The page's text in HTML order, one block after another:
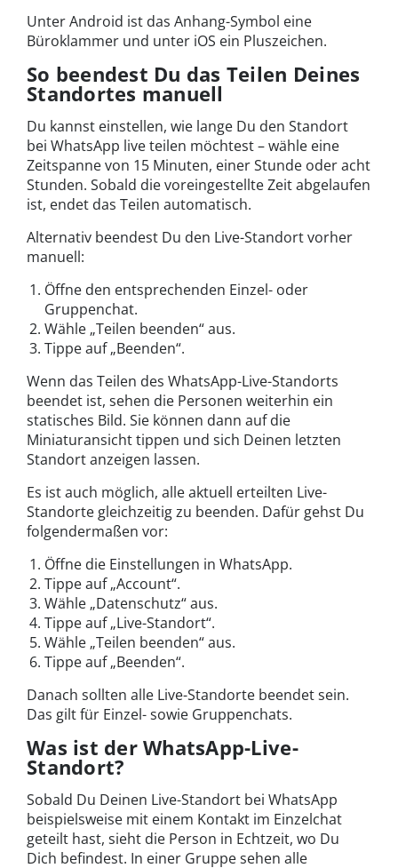
Unter Android ist das Anhang-Symbol eine
Büroklammer und unter iOS ein Pluszeichen.
So beendest Du das Teilen Deines
Standortes manuell
Du kannst einstellen, wie lange Du den Standort
bei WhatsApp live teilen möchtest – wähle eine
Zeitspanne von 15 Minuten, einer Stunde oder acht
Stunden. Sobald die voreingestellte Zeit abgelaufen
ist, endet das Teilen automatisch.
Alternativ beendest Du den Live-Standort vorher
manuell:
Öffne den entsprechenden Einzel- oder
Gruppenchat.
Wähle „Teilen beenden“ aus.
Tippe auf „Beenden“.
Wenn das Teilen des WhatsApp-Live-Standorts
beendet ist, sehen die Personen weiterhin ein
statisches Bild. Sie können dann auf die
Miniaturansicht tippen und sich Deinen letzten
Standort anzeigen lassen.
Es ist auch möglich, alle aktuell erteilten Live-
Standorte gleichzeitig zu beenden. Dafür gehst Du
folgendermaßen vor:
Öffne die Einstellungen in WhatsApp.
Tippe auf „Account“.
Wähle „Datenschutz“ aus.
Tippe auf „Live-Standort“.
Wähle „Teilen beenden“ aus.
Tippe auf „Beenden“.
Danach sollten alle Live-Standorte beendet sein.
Das gilt für Einzel- sowie Gruppenchats.
Was ist der WhatsApp-Live-
Standort?
Sobald Du Deinen Live-Standort bei WhatsApp
beispielsweise mit einem Kontakt im Einzelchat
geteilt hast, sieht die Person in Echtzeit, wo Du
Dich befindest. In einer Gruppe sehen alle